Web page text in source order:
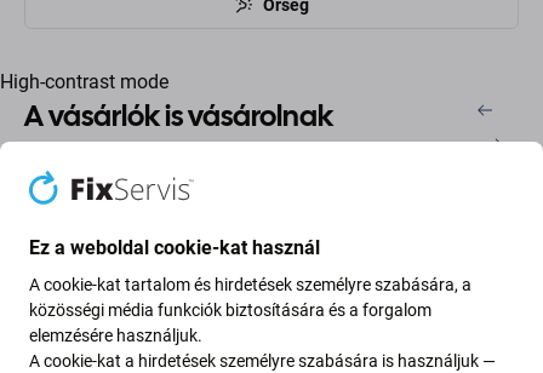
Őrség
High-contrast mode
A vásárlók is vásárolnak
Ez a weboldal cookie-kat használ
A cookie-kat tartalom és hirdetések személyre szabására, a
közösségi média funkciók biztosítására és a forgalom
elemzésére használjuk.
A cookie-kat a hirdetések személyre szabására is használjuk —